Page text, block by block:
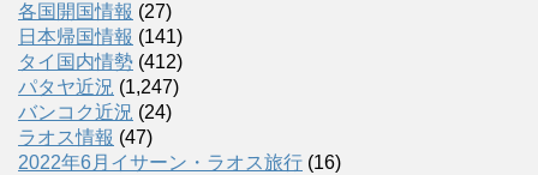
各国開国情報 (27)
日本帰国情報 (141)
タイ国内情勢 (412)
パタヤ近況 (1,247)
バンコク近況 (24)
ラオス情報 (47)
2022年6月イサーン・ラオス旅行 (16)